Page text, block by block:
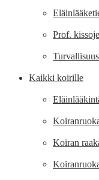
Prof.
Turvallisuus
Kaikki koirille
Koiran